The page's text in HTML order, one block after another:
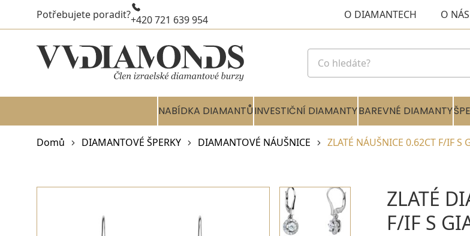
Potřebujete poradit?+420 721 639 954 O DIAMANTECH O NÁS
NABÍDKA DIAMANTŮINVESTIČNÍ DIAMANTYBAREVNÉ DIAMANTY
Domů DIAMANTOVÉ ŠPERKY DIAMANTOVÉ NÁUŠNICE ZLATÉ NÁUŠNICE 0.62CT F/IF S
ZLATÉ
F/IF S